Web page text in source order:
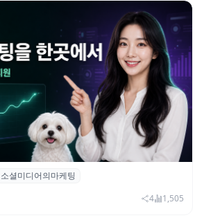
드’, 유튜브·인스타 등 6개
지원
소셜미디어의마케팅
4 1,505